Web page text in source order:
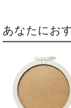
あなたにお